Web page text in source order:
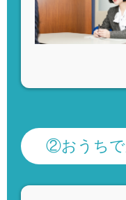
②おうちで